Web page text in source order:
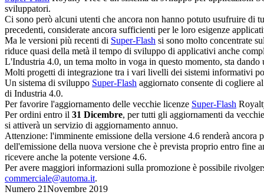
sviluppatori.
Ci sono però alcuni utenti che ancora non hanno potuto usufruire di
precedenti, considerate ancora sufficienti per le loro esigenze
Ma le versioni più recenti di Super-Flash si sono molto concentrate
riduce quasi della metà il tempo di sviluppo di applicativi anche
L'Industria 4.0, un tema molto in voga in questo momento, sta
Molti progetti di integrazione tra i vari livelli dei sistemi informativi
Un sistema di sviluppo Super-Flash aggiornato consente di cogliere
di Industria 4.0.
Per favorire l'aggiornamento delle vecchie licenze Super-Flash
Per ordini entro il 31 Dicembre, per tutti gli aggiornamenti da
si attiverà un servizio di aggiornamento annuo.
Attenzione: l'imminente emissione della versione 4.6 renderà
dell'emissione della nuova versione che è prevista proprio entro
ricevere anche la potente versione 4.6.
Per avere maggiori informazioni sulla promozione è possibile
commerciale@automa.it.
Numero 21Novembre 2019